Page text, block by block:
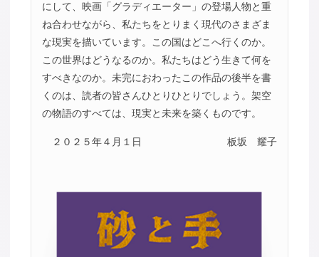
にして、映画「グラディエーター」の登場人物と重
ね合わせながら、私たちをとりまく現代のさまざま
な現実を描いています。この国はどこへ行くのか。
この世界はどうなるのか。私たちはどう生きて何を
すべきなのか。未完におわったこの作品の後半を書
くのは、読者の皆さんひとりひとりでしょう。架空
の物語のすべては、現実と未来を築くものです。
２０２５年４月１日 板坂 耀子